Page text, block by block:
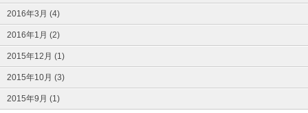
2016年3月 (4)
2016年1月 (2)
2015年12月 (1)
2015年10月 (3)
2015年9月 (1)